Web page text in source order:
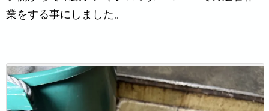
業をする事にしました。